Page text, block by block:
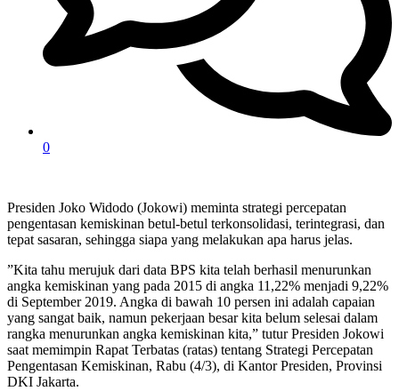
0
Presiden Joko Widodo (Jokowi) meminta strategi percepatan
pengentasan kemiskinan betul-betul terkonsolidasi, terintegrasi, dan
tepat sasaran, sehingga siapa yang melakukan apa harus jelas.
”Kita tahu merujuk dari data BPS kita telah berhasil menurunkan
angka kemiskinan yang pada 2015 di angka 11,22% menjadi 9,22%
di September 2019. Angka di bawah 10 persen ini adalah capaian
yang sangat baik, namun pekerjaan besar kita belum selesai dalam
rangka menurunkan angka kemiskinan kita,” tutur Presiden Jokowi
saat memimpin Rapat Terbatas (ratas) tentang Strategi Percepatan
Pengentasan Kemiskinan, Rabu (4/3), di Kantor Presiden, Provinsi
DKI Jakarta.